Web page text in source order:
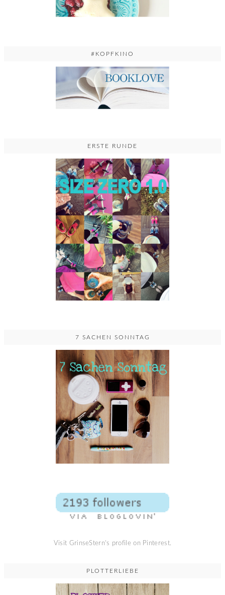
#KOPFKINO
ERSTE RUNDE
7 SACHEN SONNTAG
Visit GrinseStern's profile on Pinterest.
PLOTTERLIEBE